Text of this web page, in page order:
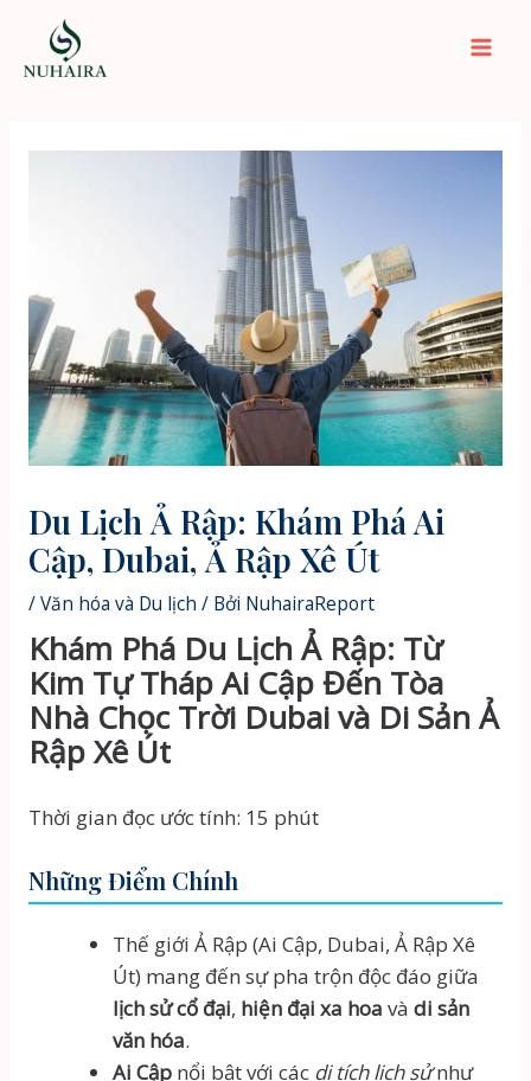
nội
Du Lịch Ả Rập: Khám Phá Ai
Cập, Dubai, Ả Rập Xê Út
/Văn hóa và Du lịch / Bởi NuhairaReport
Khám Phá Du Lịch Ả Rập: Từ
Kim Tự Tháp Ai Cập Đến Tòa
Nhà Chọc Trời Dubai và Di Sản Ả
Rập Xê Út
Thời gian đọc ước tính: 15 phút
Những Điểm Chính
Thế giới Ả Rập (Ai Cập, Dubai, Ả Rập Xê
Út) mang đến sự pha trộn độc đáo giữa
lịch sử cổ đại, hiện đại xa hoa và di sản
văn hóa.
Ai Cậpnổi bật với các di tích lịch sửnhư